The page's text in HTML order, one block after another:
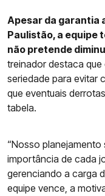
Apesar da garantia
Paulistão, a equipe
não pretende
treinador destaca
seriedade para evitar
que eventuais
tabela.
“Nosso planejamento
importância de cada
gerenciando a carga
equipe vence, a